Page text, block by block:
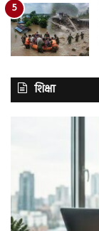
शिक्षा